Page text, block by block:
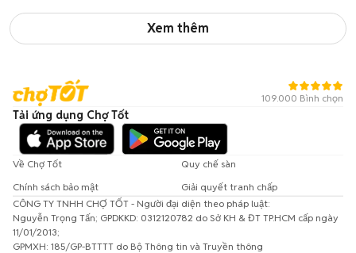
Xem thêm
109.000 Bình chọn
Tải ứng dụng Chợ Tốt
Về Chợ Tốt
Quy chế sàn
Chính sách bảo mật
Giải quyết tranh chấp
CÔNG TY TNHH CHỢ TỐT - Người đại diện theo pháp luật:
Nguyễn Trọng Tấn; GPDKKD: 0312120782 do Sở KH & ĐT TP.HCM cấp ngày
11/01/2013;
GPMXH: 185/GP-BTTTT do Bộ Thông tin và Truyền thông